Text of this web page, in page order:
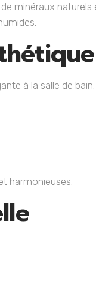
minéraux
à la salle de
harmonieuses.